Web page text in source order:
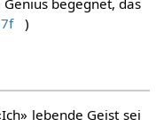
sich das verschiebt.
begegnet, das